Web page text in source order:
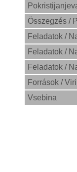
Összegzés /
Feladatok /
Feladatok /
Feladatok /
Források / Viri
Vsebina